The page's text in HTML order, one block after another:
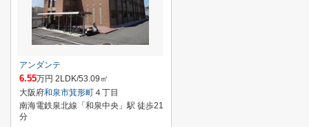
アンダンテ
6.55万円 2LDK/53.09㎡
大阪府和泉市箕形町４丁目
南海電鉄泉北線「和泉中央」駅 徒歩21
分